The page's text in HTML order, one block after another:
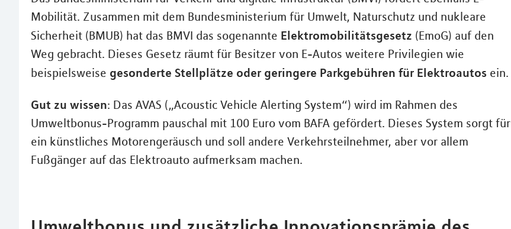
Mobilität. Zusammen mit dem Bundesministerium für Umwelt, Naturschutz und nukleare
Sicherheit (BMUB) hat das BMVI das sogenannte Elektromobilitätsgesetz (EmoG) auf den
Weg gebracht. Dieses Gesetz räumt für Besitzer von E-Autos weitere Privilegien wie
beispielsweise gesonderte Stellplätze oder geringere Parkgebühren für Elektroautos ein.
Gut zu wissen: Das AVAS („Acoustic Vehicle Alerting System“) wird im Rahmen des
Umweltbonus-Programm pauschal mit 100 Euro vom BAFA gefördert. Dieses System sorgt für
ein künstliches Motorengeräusch und soll andere Verkehrsteilnehmer, aber vor allem
Fußgänger auf das Elektroauto aufmerksam machen.